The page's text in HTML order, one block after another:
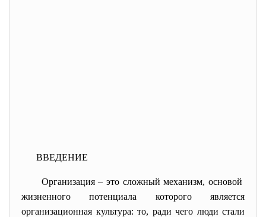
ВВЕДЕНИЕ
Организация – это сложный механизм, основой
жизненного потенциала которого является
организационная культура: то, ради чего люди стали